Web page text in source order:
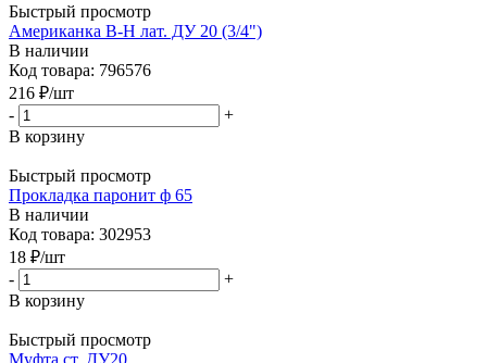
Быстрый просмотр
Американка В-Н лат. ДУ 20 (3/4")
В наличии
Код товара: 796576
216 ₽/шт
-
+
В корзину
Быстрый просмотр
Прокладка паронит ф 65
В наличии
Код товара: 302953
18 ₽/шт
-
+
В корзину
Быстрый просмотр
Муфта ст. ДУ20